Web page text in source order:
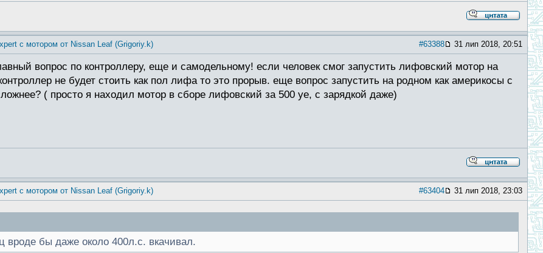
с мотором от Nissan Leaf (Grigoriy.k) #63388 31 лип 2018, 20:51
вопрос по контроллеру, еще и самодельному! если человек смог запустить лифовский мотор на
не будет стоить как пол лифа то это прорыв. еще вопрос запустить на родном как америкосы с
( просто я находил мотор в сборе лифовский за 500 уе, с зарядкой даже)
с мотором от Nissan Leaf (Grigoriy.k) #63404 31 лип 2018, 23:03
вроде бы даже около 400л.с. вкачивал.